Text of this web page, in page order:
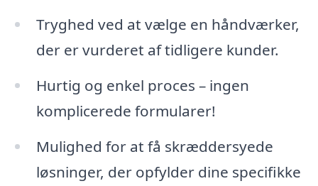
Tryghed ved at vælge en håndværker,
der er vurderet af tidligere kunder.
Hurtig og enkel proces – ingen
komplicerede formularer!
Mulighed for at få skræddersyede
løsninger, der opfylder dine specifikke